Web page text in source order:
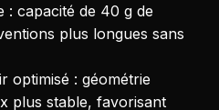
: capacité de 40 g de
plus longues sans
optimisé : géométrie
plus stable, favorisant